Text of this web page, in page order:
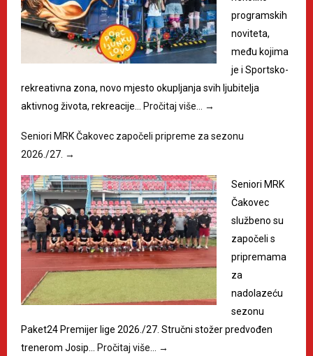
programskih
noviteta,
među kojima
je i Sportsko-
rekreativna zona, novo mjesto okupljanja svih ljubitelja
aktivnog života, rekreacije… Pročitaj više… →
Seniori MRK Čakovec započeli pripreme za sezonu
2026./27. →
Seniori MRK
Čakovec
službeno su
započeli s
pripremama
za
nadolazeću
sezonu
Paket24 Premijer lige 2026./27. Stručni stožer predvođen
trenerom Josip… Pročitaj više… →